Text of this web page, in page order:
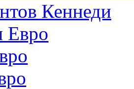
Кеннеди
Евро